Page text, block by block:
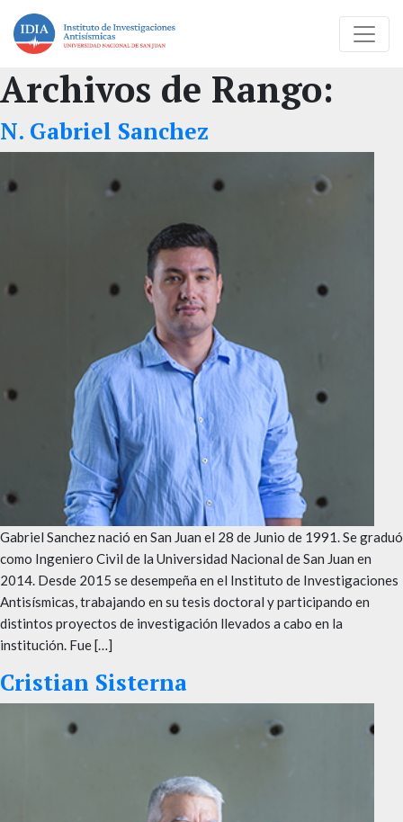
Archivos de Rango:
N. Gabriel Sanchez
Gabriel Sanchez nació en San Juan el 28 de Junio de 1991. Se graduó
como Ingeniero Civil de la Universidad Nacional de San Juan en
2014. Desde 2015 se desempeña en el Instituto de Investigaciones
Antisísmicas, trabajando en su tesis doctoral y participando en
distintos proyectos de investigación llevados a cabo en la
institución. Fue […]
Cristian Sisterna